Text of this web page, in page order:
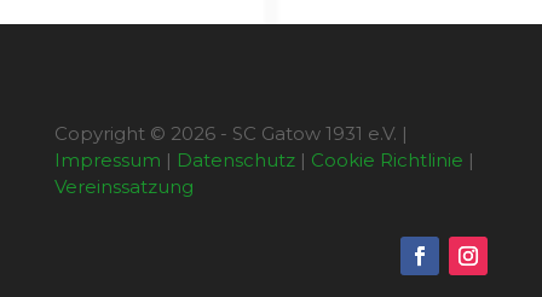
Copyright © 2026 - SC Gatow 1931 e.V. |
Impressum | Datenschutz| Cookie Richtlinie |
Vereinssatzung